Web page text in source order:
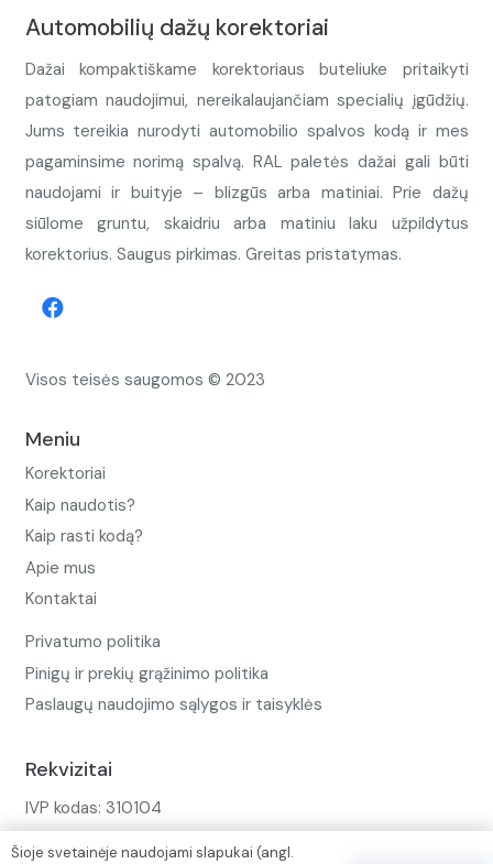
Automobilių dažų korektoriai
Dažai kompaktiškame korektoriaus buteliuke pritaikyti
patogiam naudojimui, nereikalaujančiam specialių įgūdžių.
Jums tereikia nurodyti automobilio spalvos kodą ir mes
pagaminsime norimą spalvą. RAL paletės dažai gali būti
naudojami ir buityje – blizgūs arba matiniai. Prie dažų
siūlome gruntu, skaidriu arba matiniu laku užpildytus
korektorius. Saugus pirkimas. Greitas pristatymas.
Visos teisės saugomos © 2023
Meniu
Korektoriai
Kaip naudotis?
Kaip rasti kodą?
Apie mus
Kontaktai
Privatumo politika
Pinigų ir prekių grąžinimo politika
Paslaugų naudojimo sąlygos ir taisyklės
Rekvizitai
IVP kodas: 310104
Šioje svetainėje naudojami slapukai (angl.